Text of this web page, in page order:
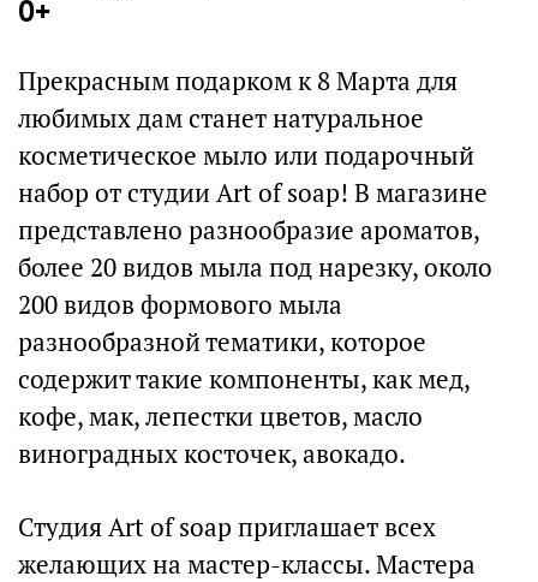
0+
Прекрасным подарком к 8 Марта для
любимых дам станет натуральное
косметическое мыло или подарочный
набор от студии Art of soap! В магазине
представлено разнообразие ароматов,
более 20 видов мыла под нарезку, около
200 видов формового мыла
разнообразной тематики, которое
содержит такие компоненты, как мед,
кофе, мак, лепестки цветов, масло
виноградных косточек, авокадо.
Студия Art of soap приглашает всех
желающих на мастер-классы. Мастера